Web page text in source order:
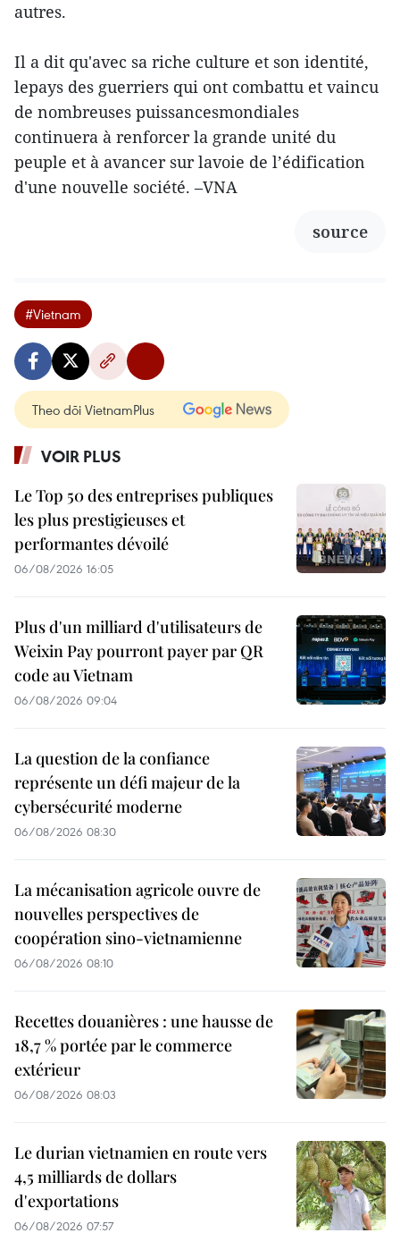
autres.
Il a dit qu'avec sa riche culture et son identité,
lepays des guerriers qui ont combattu et vaincu
de nombreuses puissancesmondiales
continuera à renforcer la grande unité du
peuple et à avancer sur lavoie de l’édification
d'une nouvelle société. –VNA
source
#Vietnam
Theo dõi VietnamPlus
VOIR PLUS
Le Top 50 des entreprises publiques
les plus prestigieuses et
performantes dévoilé
06/08/2026 16:05
Plus d'un milliard d'utilisateurs de
Weixin Pay pourront payer par QR
code au Vietnam
06/08/2026 09:04
La question de la confiance
représente un défi majeur de la
cybersécurité moderne
06/08/2026 08:30
La mécanisation agricole ouvre de
nouvelles perspectives de
coopération sino-vietnamienne
06/08/2026 08:10
Recettes douanières : une hausse de
18,7 % portée par le commerce
extérieur
06/08/2026 08:03
Le durian vietnamien en route vers
4,5 milliards de dollars
d'exportations
06/08/2026 07:57